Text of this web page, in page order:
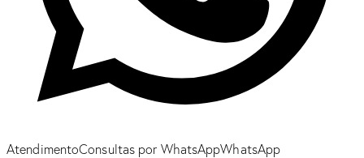
AtendimentoConsultas por WhatsAppWhatsApp